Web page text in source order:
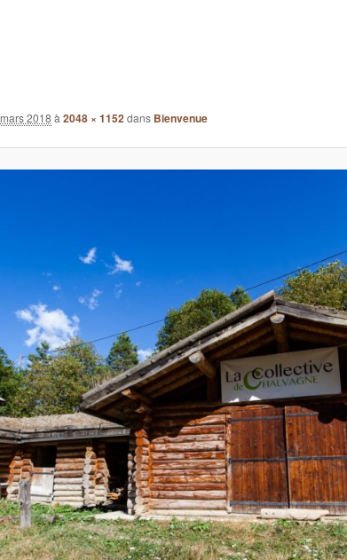
2018 à 2048 × 1152dans Bienvenue